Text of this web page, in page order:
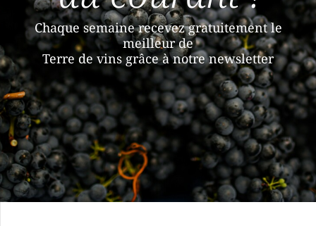
Chaque semaine recevez gratuitement le
meilleur de
Terre de vins grâce à notre newsletter